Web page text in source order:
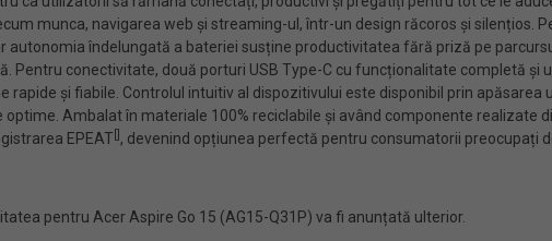
munca, navigarea web și streaming-ul, într-un design răcoros și silențios.
îndelungată a bateriei susține productivitatea fără priză pe
conectivitate, două porturi USB Type-C cu funcționalitate completă și
și fiabile. Controlul intuitiv al dispozitivului este disponibil prin apăsarea
Ambalat în materiale 100% reciclabile și având componente realizate
EPEAT [] , devenind opțiunea perfectă pentru consumatorii preocupați
pentru Acer Aspire Go 15 (AG15-Q31P) va fi anunțată ulterior.